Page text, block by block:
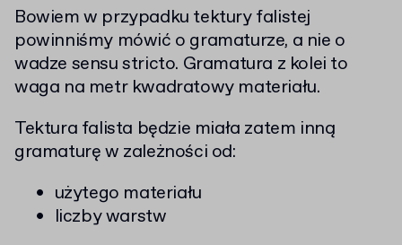
Bowiem w przypadku tektury falistej
powinniśmy mówić o gramaturze, a nie o
wadze sensu stricto. Gramatura z kolei to
waga na metr kwadratowy materiału.
Tektura falista będzie miała zatem inną
gramaturę w zależności od:
użytego materiału
liczby warstw